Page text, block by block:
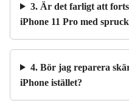
3. Är det farligt att
iPhone 11 Pro med
4. Bör jag reparera
iPhone istället?